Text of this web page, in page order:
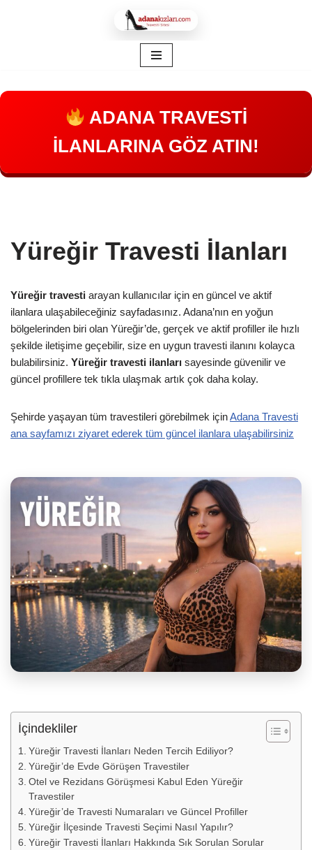
ADANA TRAVESTİ
İLANLARINA GÖZ ATIN!
Yüreğir Travesti İlanları
Yüreğir travesti arayan kullanıcılar için en güncel ve aktif
ilanlara ulaşabileceğiniz sayfadasınız. Adana’nın en yoğun
bölgelerinden biri olan Yüreğir’de, gerçek ve aktif profiller ile hızlı
şekilde iletişime geçebilir, size en uygun travesti ilanını kolayca
bulabilirsiniz. Yüreğir travesti ilanları sayesinde güvenilir ve
güncel profillere tek tıkla ulaşmak artık çok daha kolay.
Şehirde yaşayan tüm travestileri görebilmek içinAdana Travesti
ana sayfamızı ziyaret ederek tüm güncel ilanlara ulaşabilirsiniz
İçindekliler
Yüreğir Travesti İlanları Neden Tercih Ediliyor?
Yüreğir’de Evde Görüşen Travestiler
Otel ve Rezidans Görüşmesi Kabul Eden Yüreğir
Travestiler
Yüreğir’de Travesti Numaraları ve Güncel Profiller
Yüreğir İlçesinde Travesti Seçimi Nasıl Yapılır?
Yüreğir Travesti İlanları Hakkında Sık Sorulan Sorular